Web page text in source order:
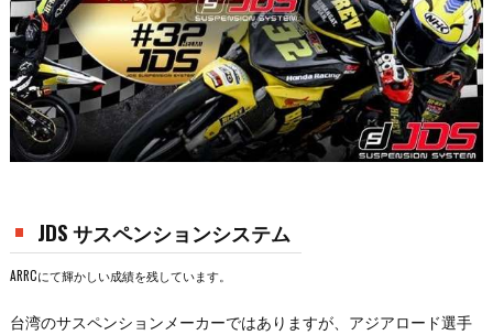
JDS サスペンションシステム
ARRCにて輝かしい成績を残しています。
台湾のサスペンションメーカーではありますが、アジアロード選手